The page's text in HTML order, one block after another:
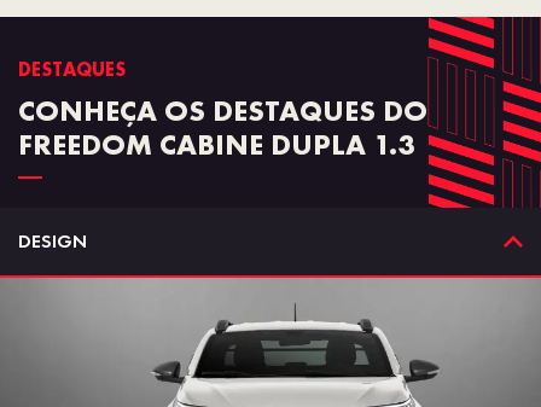
DESTAQUES
CONHEÇA OS DESTAQUES DO
FREEDOM CABINE DUPLA 1.3
DESIGN